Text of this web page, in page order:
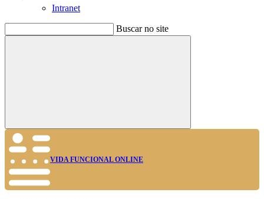
Intranet
Buscar no site
Buscar
VIDA FUNCIONAL ONLINE